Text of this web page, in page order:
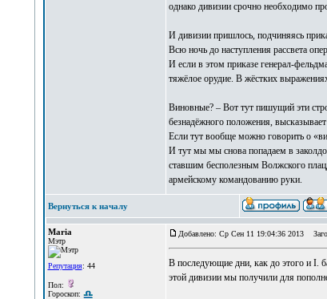
однако дивизии срочно необходимо
И дивизии пришлось, подчиняясь
Всю ночь до наступления рассвета
И если в этом приказе генерал-
тяжёлое орудие. В жёстких
Виновные? – Вот тут пишущий эти
безнадёжного положения, высказывает
Если тут вообще можно говорить о
И тут мы мы снова попадаем в
ставшим бесполезным Волжского
армейскому командованию руки.
Вернуться к началу
Maria
Мэтр
Репутация: 44
Пол:
Гороскоп:
Добавлено: Ср Сен 11 19:04:36 2013
В последующие дни, как до этого и I.
этой дивизии мы получили для